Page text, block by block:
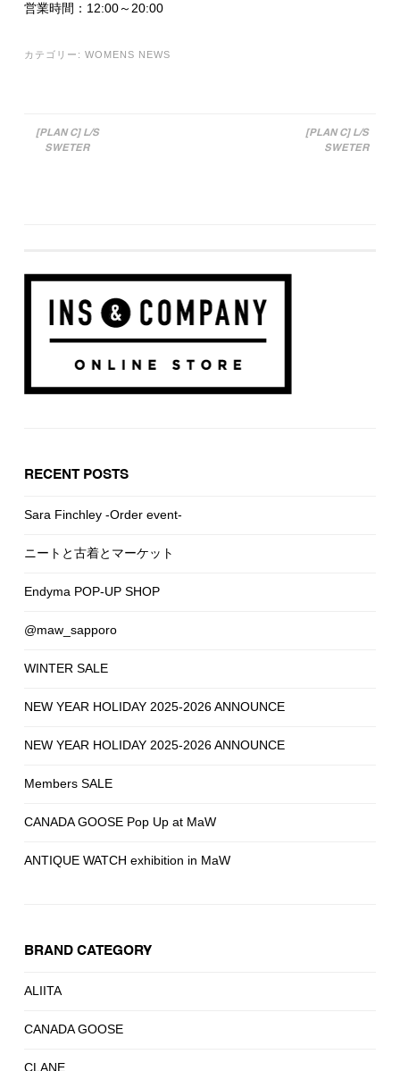
営業時間：12:00～20:00
カテゴリー: WOMENS NEWS
[PLAN C] L/S
SWETER
[PLAN C] L/S
SWETER
RECENT POSTS
Sara Finchley -Order event-
ニートと古着とマーケット
Endyma POP-UP SHOP
@maw_sapporo
WINTER SALE
NEW YEAR HOLIDAY 2025-2026 ANNOUNCE
NEW YEAR HOLIDAY 2025-2026 ANNOUNCE
Members SALE
CANADA GOOSE Pop Up at MaW
ANTIQUE WATCH exhibition in MaW
BRAND CATEGORY
ALIITA
CANADA GOOSE
CLANE